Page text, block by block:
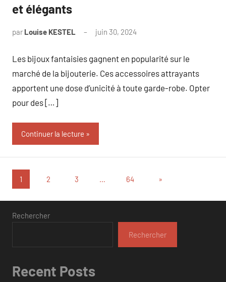
et élégants
par Louise KESTEL juin 30, 2024
Les bijoux fantaisies gagnent en popularité sur le
marché de la bijouterie. Ces accessoires attrayants
apportent une dose d’unicité à toute garde-robe. Opter
pour des […]
Continuer la lecture
Pagination
des
publications
1 2 3 … 64
Articles
»
Rechercher
Rechercher
Recent Posts